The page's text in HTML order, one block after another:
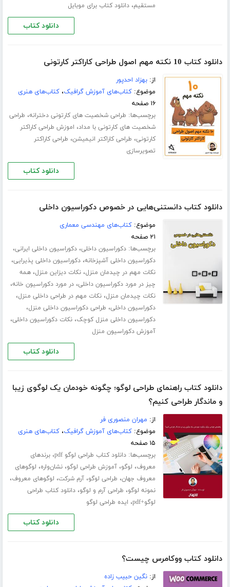
مستقیم،دانلود کتاب برای موبایل
دانلود کتاب
دانلود کتاب 10 نکته مهم اصول طراحی کاراکتر کارتونی
از:بهزاد احدپور
موضوع:کتاب‌های آموزش گرافیک،کتاب‌های هنری
۱۶ صفحه
برچسب‌ها: طراحی شخصیت های کارتونی دخترانه، طراحی
شخصیت های کارتونی با مداد، اموزش طراحی کاراکتر
کارتونی، طراحی کاراکتر انیمیشن، طراحی کاراکتر
تصویرسازی
دانلود کتاب
دانلود کتاب دانستنی‌هایی در خصوص دکوراسیون داخلی
موضوع:کتاب‌های مهندسی معماری
۲۱ صفحه
برچسب‌ها:دکوراسیون داخلی،دکوراسیون داخلی ایرانی،
دکوراسیون داخلی آشپزخانه،دکوراسیون داخلی پذیرایی،
نکات مهم در چیدمان منزل،نکات دیزاین منزل،همه
چیز در مورد دکوراسیون داخلی،در مورد دکوراسیون خانه،
نکات چیدمان منزل،نکات مهم در طراحی داخلی منزل،
دکوراسیون داخلی، طراحی دکوراسیون داخلی منزل،
دکوراسیون داخلی منزل کوچک،نکات دکوراسیون داخلی،
آموزش دکوراسیون منزل
دانلود کتاب
دانلود کتاب راهنمای طراحی لوگو؛ چگونه خودمان یک لوگوی زیبا
و ماندگار طراحی کنیم؟
از: مهران منصوری فر
موضوع:کتاب‌های آموزش گرافیک،کتاب‌های هنری
۱۵ صفحه
برچسب‌ها:دانلود کتاب طراحی لوگو pdf ،برندهای
معروف، لوگو،آموزش طراحی لوگو،نشان‌واره، لوگوهای
معروف جهان، طراحی لوگو،آرم شرکت، لوگوهای معروف،
نمونه لوگو، طراحی آرم و لوگو،دانلود کتاب طراحی
لوگو+pdf
، ایده طراحی لوگو
دانلود کتاب
دانلود کتاب ووکامرس چیست؟
از:نگین حبیب زاده